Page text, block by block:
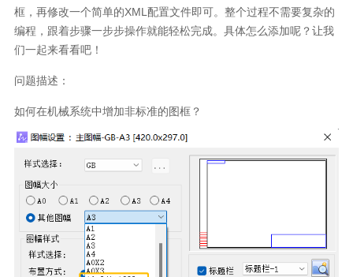
框，再修改一个简单的XML配置文件即可。整个过程不需要复杂的
编程，跟着步骤一步步操作就能轻松完成。具体怎么添加呢？让我
们一起来看看吧！
问题描述：
如何在机械系统中增加非标准的图框？